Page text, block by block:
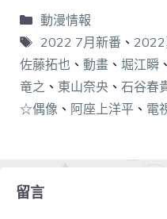
動漫情報
2022 7月新番 、 2022
佐藤拓也 、 動畫 、 堀江瞬 、
竜之 、 東山奈央 、 石谷春
☆偶像 、 阿座上洋平 、 電
留言